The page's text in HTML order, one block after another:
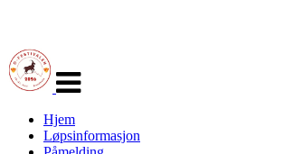
navigasjon
Hjem
Løpsinformasjon